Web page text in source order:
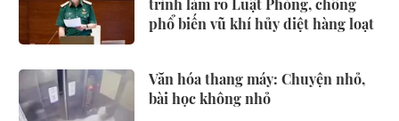
trình làm rõ Luật Phòng, chống
phổ biến vũ khí hủy diệt hàng loạt
Văn hóa thang máy: Chuyện nhỏ,
bài học không nhỏ